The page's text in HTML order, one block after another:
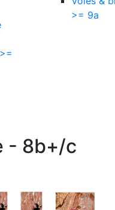
>= 9a
- 8b+/c